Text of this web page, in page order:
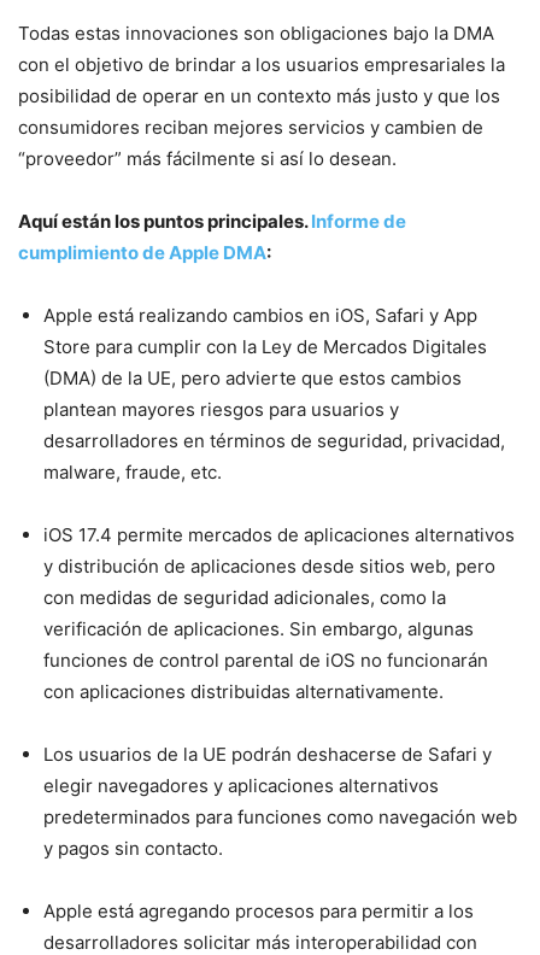
Todas estas innovaciones son obligaciones bajo la DMA
con el objetivo de brindar a los usuarios empresariales la
posibilidad de operar en un contexto más justo y que los
consumidores reciban mejores servicios y cambien de
“proveedor” más fácilmente si así lo desean.
Aquí están los puntos principales.Informe de
cumplimiento de Apple DMA:
Apple está realizando cambios en iOS, Safari y App
Store para cumplir con la Ley de Mercados Digitales
(DMA) de la UE, pero advierte que estos cambios
plantean mayores riesgos para usuarios y
desarrolladores en términos de seguridad, privacidad,
malware, fraude, etc.
iOS 17.4 permite mercados de aplicaciones alternativos
y distribución de aplicaciones desde sitios web, pero
con medidas de seguridad adicionales, como la
verificación de aplicaciones. Sin embargo, algunas
funciones de control parental de iOS no funcionarán
con aplicaciones distribuidas alternativamente.
Los usuarios de la UE podrán deshacerse de Safari y
elegir navegadores y aplicaciones alternativos
predeterminados para funciones como navegación web
y pagos sin contacto.
Apple está agregando procesos para permitir a los
desarrolladores solicitar más interoperabilidad con